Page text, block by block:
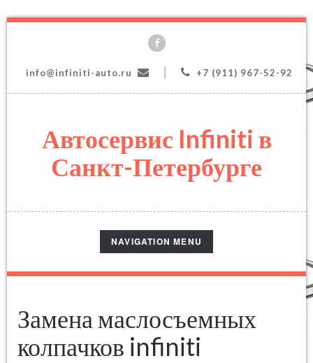
info@infiniti-auto.ru +7 (911) 967-52-92
Автосервис Infiniti в
Санкт-Петербурге
TOGGLE
NAVIGATION
NAVIGATION MENU
Замена маслосъемных
колпачков infiniti